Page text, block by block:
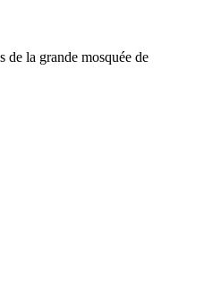
de la grande mosquée de